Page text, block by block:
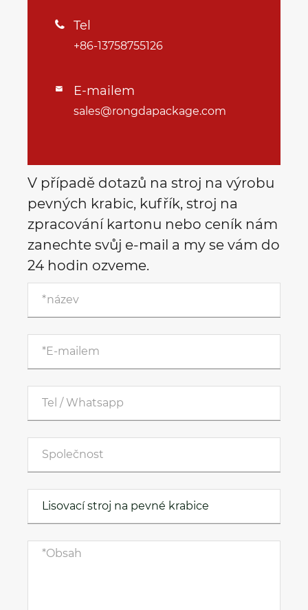
 Tel
+86-13758755126
 E-mailem
sales@rongdapackage.com
V případě dotazů na stroj na výrobu
pevných krabic, kufřík, stroj na
zpracování kartonu nebo ceník nám
zanechte svůj e-mail a my se vám do
24 hodin ozveme.